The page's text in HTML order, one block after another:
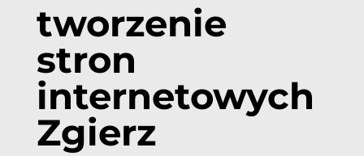
tworzenie
stron
internetowych
Zgierz